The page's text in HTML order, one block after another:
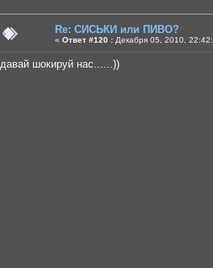
Re: СИСЬКИ или ПИВО?
« Ответ #120 : Декабря 05, 2010,
давай шокируй нас......))